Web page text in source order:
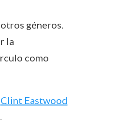
géneros.
la
como
Clint Eastwood